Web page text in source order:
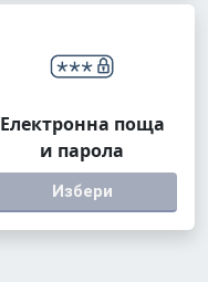
Електронна поща
и парола
Избери